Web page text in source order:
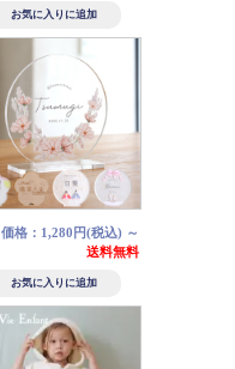
価格：1,280円(税込) ～
送料無料